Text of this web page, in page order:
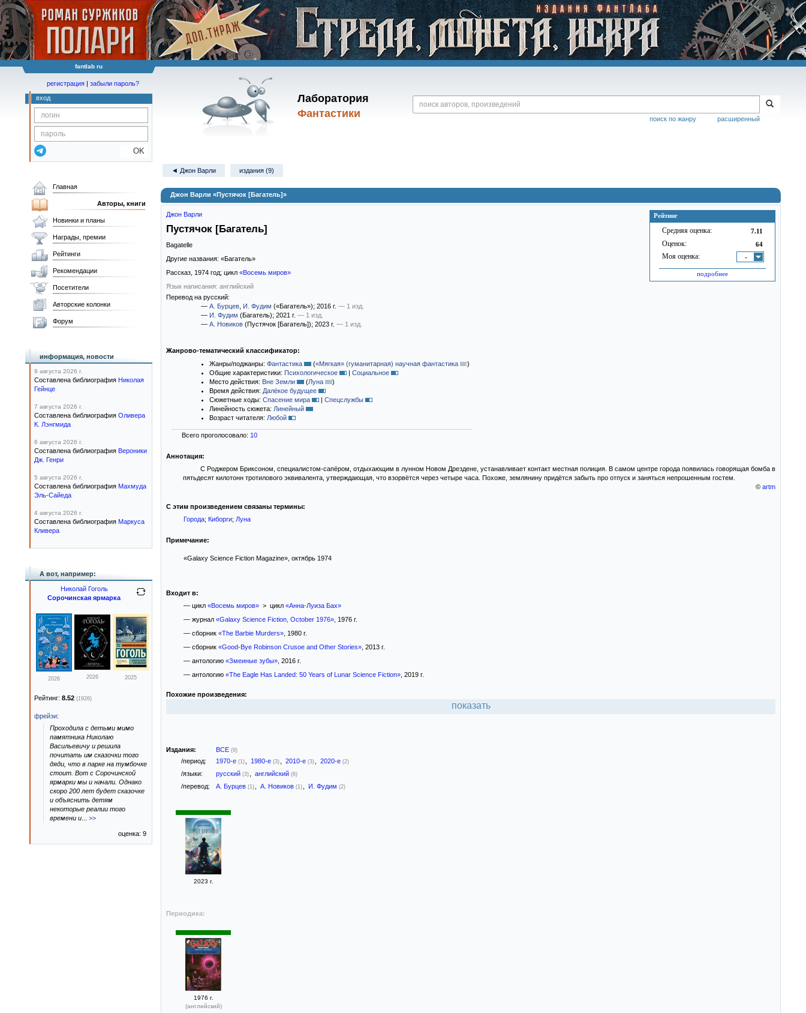
fantlab ru
Лаборатория
Фантастики
расширенный
поиск по жанру
регистрация | забыли пароль?
вход
OK
◄ Джон Варли издания (9)
Джон Варли «Пустячок [Багатель]»
Рейтинг
Средняя оценка: 7.11
Оценок: 64
Моя оценка: -
подробнее
Джон Варли
Пустячок [Багатель]
Bagatelle
Другие названия: «Багатель»
Рассказ, 1974 год; цикл «Восемь миров»
Язык написания: английский
Перевод на русский:
— А. Бурцев И. Фудим («Багатель»); 2016 г. — 1 изд.
— И. Фудим (Багатель); 2021 г. — 1 изд.
— А. Новиков (Пустячок [Багатель]); 2023 г. — 1 изд.
Жанрово-тематический классификатор:
Жанры/поджанры: Фантастика («Мягкая» (гуманитарная) научная фантастика
)
Общие характеристики: Психологическое | Социальное
Место действия: Вне Земли (Луна
)
Время действия: Далёкое будущее
Сюжетные ходы: Спасение мира | Спецслужбы
Линейность сюжета: Линейный
Возраст читателя: Любой
Всего проголосовало: 10
Аннотация:
С Роджером Бриксоном, специалистом-сапёром, отдыхающим в лунном Новом Дрездене, устанавливает контакт местная полиция. В самом центре города появилась говорящая бомба в
пятьдесят килотонн тротилового эквивалента, утверждающая, что взорвётся через четыре часа. Похоже, землянину придётся забыть про отпуск и заняться непрошенным гостем.
© artm
С этим произведением связаны термины:
Города; Киборги; Луна
Примечание:
«Galaxy Science Fiction Magazine», октябрь 1974
Входит в:
— цикл «Восемь миров»> цикл «Анна-Луиза Бах»
— журнал «Galaxy Science Fiction, October 1976», 1976 г.
— сборник «The Barbie Murders», 1980 г.
— сборник «Good-Bye Robinson Crusoe and Other Stories», 2013 г.
— антологию «Змеиные зубы», 2016 г.
— антологию «The Eagle Has Landed: 50 Years of Lunar Science Fiction», 2019 г.
Похожие произведения:
показать
Издания: ВСЕ (9)
/период: 1970-е (1) 1980-е (3) 2010-е (3) 2020-е (2)
/языки: русский (3) английский (6)
/перевод: А. Бурцев (1) А. Новиков (1) И. Фудим (2)
2023 г.
Периодика:
1976 г.
(английский)
Главная
Авторы, книги
Новинки и планы
Награды, премии
Рейтинги
Рекомендации
Посетители
Авторские колонки
Форум
информация, новости
9 августа 2026 г.
Составлена библиография Николая
Гейнце
7 августа 2026 г.
Составлена библиография Оливера
К. Лэнгмида
6 августа 2026 г.
Составлена библиография Вероники
Дж. Генри
5 августа 2026 г.
Составлена библиография Махмуда
Эль-Сайеда
4 августа 2026 г.
Составлена библиография Маркуса
Кливера
А вот, например:
Николай Гоголь
Сорочинская ярмарка
2026 2026 2025
Рейтинг: 8.52 (1926)
фрейзи:
Проходила с детьми мимо
памятника Николаю
Васильевичу и решила
почитать им сказочки того
дяди, что в парке на тумбочке
стоит. Вот с Сорочинской
ярмарки мы и начали. Однако
скоро 200 лет будет сказочке
и объяснить детям
некоторые реалии того
времени и
>>
оценка: 9